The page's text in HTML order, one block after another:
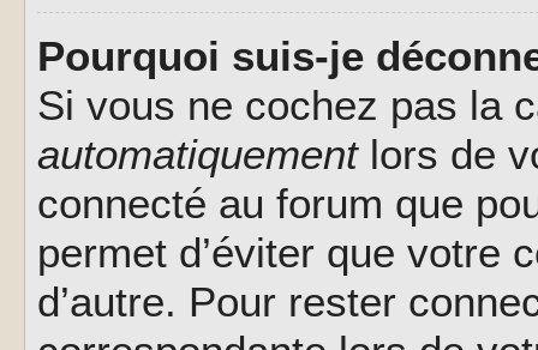
Pourquoi suis-je
Si vous ne cochez pas la
automatiquementlors de
connecté au forum que
permet d’éviter que votre
d’autre. Pour rester